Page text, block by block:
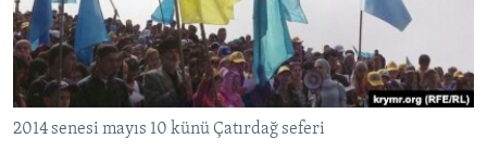
Русский
Українською
QOŞULIÑIZ!
2014 senesi mayıs 10 künü Çatırdağ seferi